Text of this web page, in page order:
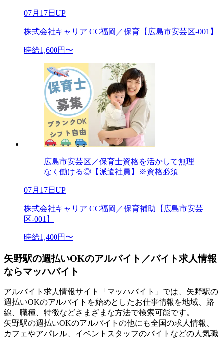
07月17日UP
株式会社キャリア CC福岡／保育【広島市安芸区-001】
時給1,600円〜
広島市安芸区／保育士資格を活かして無理
なく働ける◎【派遣社員】※資格必須
07月17日UP
株式会社キャリア CC福岡／保育補助【広島市安芸
区-001】
時給1,400円〜
矢野駅の週払いOKのアルバイト／バイト求人情報
ならマッハバイト
アルバイト求人情報サイト「マッハバイト」では、矢野駅の
週払いOKのアルバイトを始めとしたお仕事情報を地域、路
線、職種、特徴などさまざまな方法で検索可能です。
矢野駅の週払いOKのアルバイトの他にも全国の求人情報、
カフェやアパレル、イベントスタッフのバイトなどの人気職